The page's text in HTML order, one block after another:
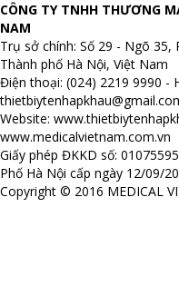
CÔNG TY TNHH THƯƠNG
NAM
Trụ sở chính: Số 29 - Ngõ 35,
Thành phố Hà Nội, Việt Nam
Điện thoại: (024) 2219 9990 -
Website:
www.medicalvietnam.com.vn
Giấy phép ĐKKD số:
Phố Hà Nội cấp ngày 12/09/
Copyright © 2016 MEDICAL